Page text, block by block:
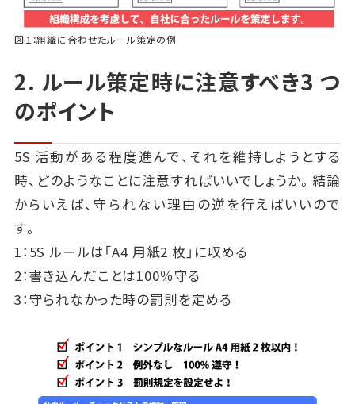
図１：組織に合わせたルール策定の例
2. ルール策定時に注意すべき3 つ
のポイント
5S 活動がある程度進んで、それを維持しようとする
時、どのようなことに注意すればいいでしょうか。結論
からいえば、守られない理由の逆を行えばいいので
す。
1：5S ルールは「A4 用紙2 枚」に収める
2：書き込んだことは100％守る
3：守られなかった時の罰則を定める